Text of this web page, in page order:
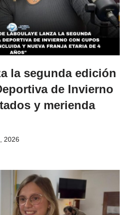
la segunda edición
de Invierno
y merienda
2026